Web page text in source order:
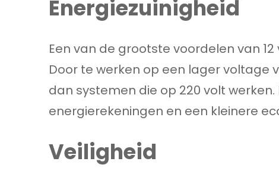
Energiezuinigheid
Een van de grootste voordelen van
Door te werken op een lager voltage
dan systemen die op 220 volt
energierekeningen en een kleinere
Veiligheid